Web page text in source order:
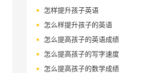
怎样提升孩子英语
怎么样提升孩子的英语
怎么提高孩子的英语成绩
怎么提高孩子的写字速度
怎么提高孩子的数学成绩